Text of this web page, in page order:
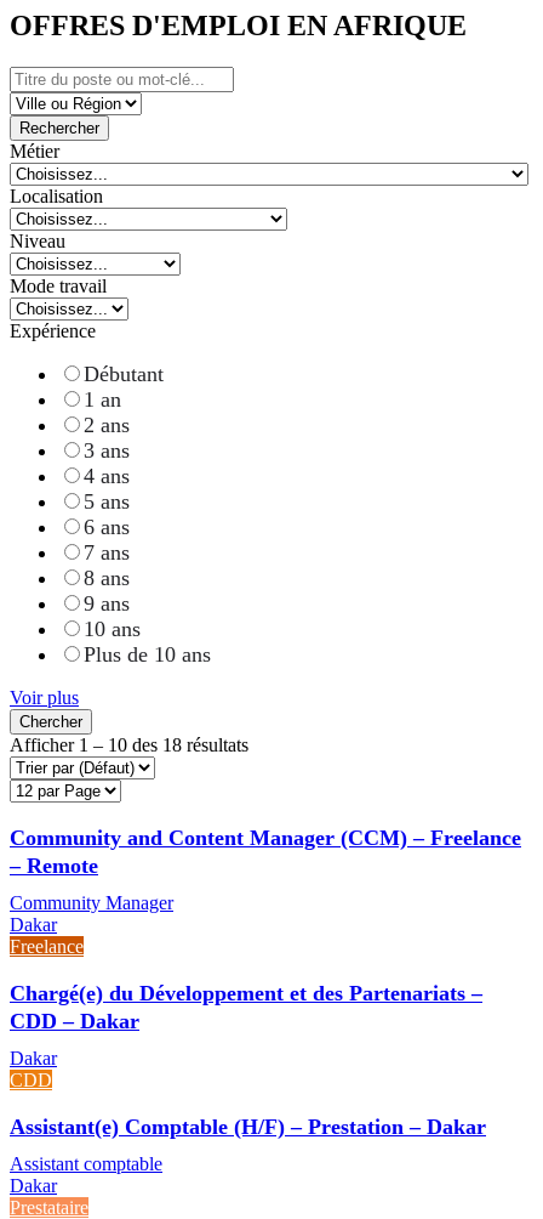
OFFRES D'EMPLOI EN AFRIQUE
Rechercher
Métier
Localisation
Niveau
Mode travail
Expérience
Débutant
1 an
2 ans
3 ans
4 ans
5 ans
6 ans
7 ans
8 ans
9 ans
10 ans
Plus de 10 ans
Voir plus
Chercher
Afficher 1 – 10 des 18 résultats
Community and Content Manager (CCM) – Freelance
– Remote
Community Manager
Dakar
Freelance
Chargé(e) du Développement et des Partenariats –
CDD – Dakar
Dakar
CDD
Assistant(e) Comptable (H/F) – Prestation – Dakar
Assistant comptable
Dakar
Prestataire